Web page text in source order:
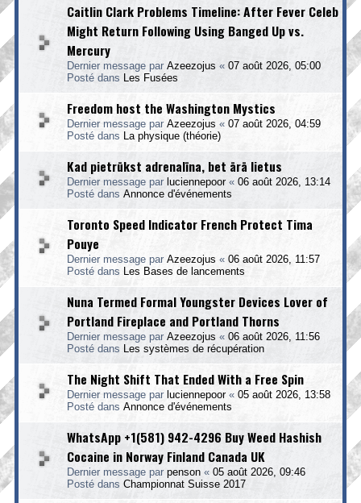
Caitlin Clark Problems Timeline: After Fever Celeb
Might Return Following Using Banged Up vs.
Mercury
Dernier message par Azeezojus « 07 août 2026, 05:00
Posté dans
Les Fusées
Freedom host the Washington Mystics
Dernier message par Azeezojus « 07 août 2026, 04:59
Posté dans
La physique (théorie)
Kad pietrūkst adrenalīna, bet ārā lietus
Dernier message par luciennepoor « 06 août 2026, 13:14
Posté dans Annonce d'événements
Toronto Speed Indicator French Protect Tima
Pouye
Dernier message par Azeezojus « 06 août 2026, 11:57
Posté dans
Les Bases de lancements
Nuna Termed Formal Youngster Devices Lover of
Portland Fireplace and Portland Thorns
Dernier message par Azeezojus « 06 août 2026, 11:56
Posté dans
Les systèmes de récupération
The Night Shift That Ended With a Free Spin
Dernier message par luciennepoor« 05 août 2026, 13:58
Posté dans Annonce d'événements
WhatsApp +1(581) 942-4296 Buy Weed Hashish
Cocaine in Norway Finland Canada UK
Dernier message par penson « 05 août 2026, 09:46
Posté dans Championnat Suisse 2017